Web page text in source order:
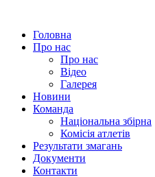
Головна
Про нас
Про нас
Відео
Галерея
Новини
Команда
Національна збірна
Комісія атлетів
Результати змагань
Документи
Контакти